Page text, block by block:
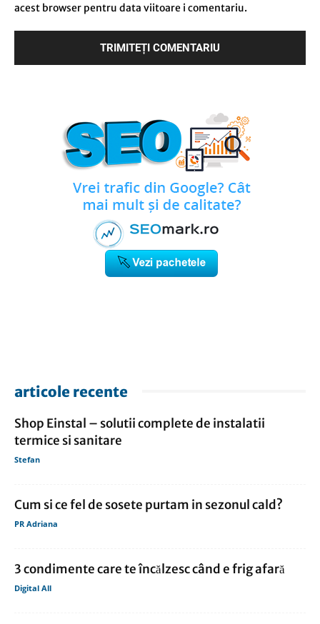
acest browser pentru data viitoare i comentariu.
articole recente
Shop Einstal – solutii complete de instalatii
termice si sanitare
Stefan
Cum si ce fel de sosete purtam in sezonul cald?
PR Adriana
3 condimente care te încălzesc când e frig afară
Digital All